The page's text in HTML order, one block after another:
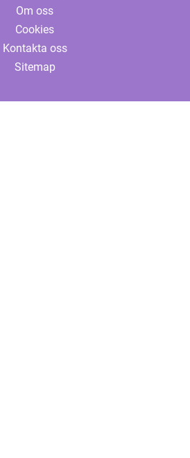
Om oss
Cookies
Kontakta oss
Sitemap